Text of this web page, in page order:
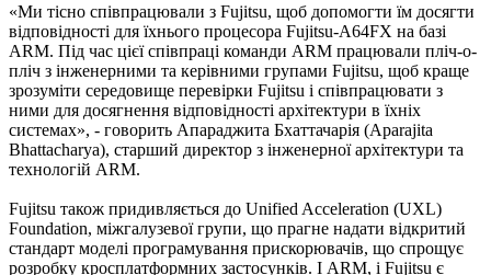
«Ми тісно співпрацювали з Fujitsu, щоб допомогти їм досягти
відповідності для їхнього процесора Fujitsu-A64FX на базі
ARM. Під час цієї співпраці команди ARM працювали пліч-о-
пліч з інженерними та керівними групами Fujitsu, щоб краще
зрозуміти середовище перевірки Fujitsu і співпрацювати з
ними для досягнення відповідності архітектури в їхніх
системах», - говорить Апараджита Бхаттачарія (Aparajita
Bhattacharya), старший директор з інженерної архітектури та
технологій ARM.
Fujitsu також придивляється до Unified Acceleration (UXL)
Foundation, міжгалузевої групи, що прагне надати відкритий
стандарт моделі програмування прискорювачів, що спрощує
розробку кросплатформних застосунків. І ARM, і Fujitsu є